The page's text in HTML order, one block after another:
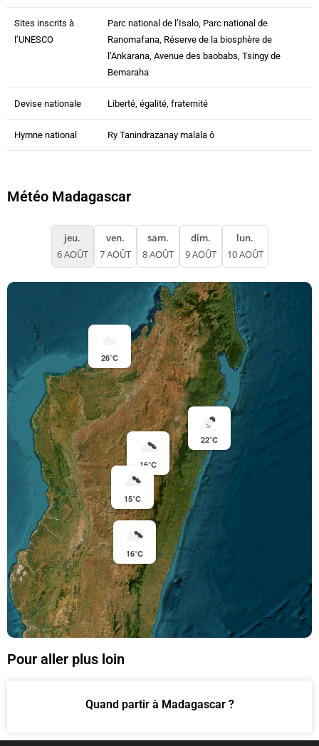
Sites inscrits à
l’UNESCO
Parc national de l’Isalo, Parc national de
Ranomafana, Réserve de la biosphère de
l’Ankarana, Avenue des baobabs, Tsingy de
Bemaraha
Devise nationale Liberté, égalité, fraternité
Hymne national Ry Tanindrazanay malala ô
Météo Madagascar
jeu.
6 AOÛT
ven.
7 AOÛT
sam.
8 AOÛT
dim.
9 AOÛT
lun.
10 AOÛT
16°C
16°C
15°C
22°C
26°C
Pour aller plus loin
Quand partir à Madagascar ?